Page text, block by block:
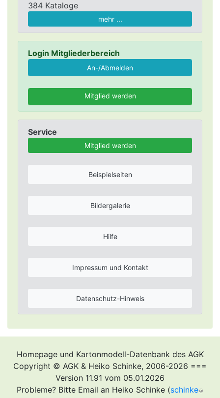
384 Kataloge
mehr ...
Login Mitgliederbereich
Mitglied werden
Service
Mitglied werden
Beispielseiten
Bildergalerie
Hilfe
Impressum und Kontakt
Datenschutz-Hinweis
Homepage und Kartonmodell-Datenbank des AGK
Copyright © AGK & Heiko Schinke, 2006-2026 ===
Version 11.91 vom 05.01.2026
Probleme? Bitte Email an Heiko Schinke (schinke